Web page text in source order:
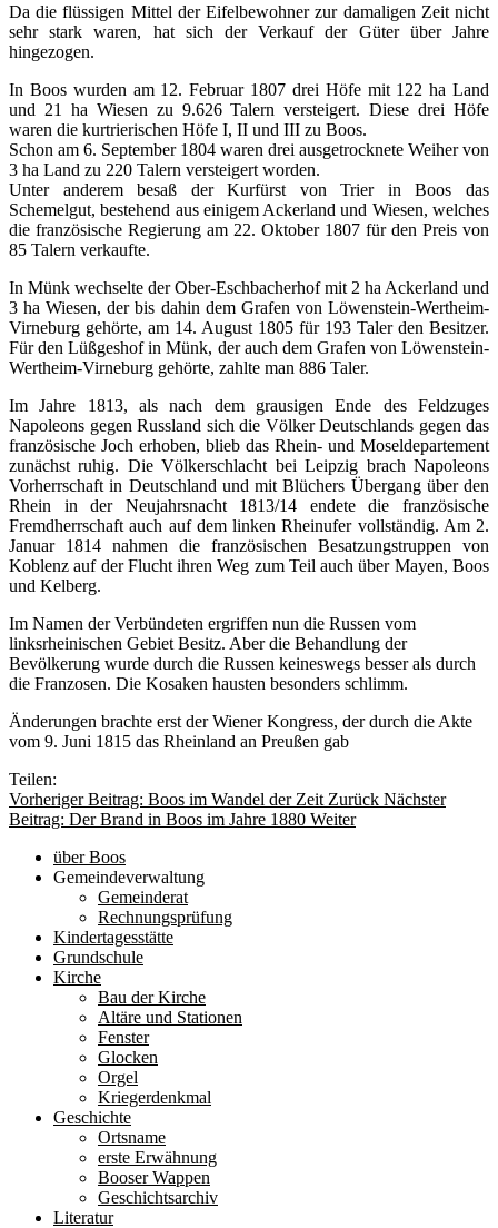
Da die flüssigen Mittel der Eifelbewohner zur damaligen Zeit nicht
sehr stark waren, hat sich der Verkauf der Güter über Jahre
hingezogen.
In Boos wurden am 12. Februar 1807 drei Höfe mit 122 ha Land
und 21 ha Wiesen zu 9.626 Talern versteigert. Diese drei Höfe
waren die kurtrierischen Höfe I, II und III zu Boos.
Schon am 6. September 1804 waren drei ausgetrocknete Weiher von
3 ha Land zu 220 Talern versteigert worden.
Unter anderem besaß der Kurfürst von Trier in Boos das
Schemelgut, bestehend aus einigem Ackerland und Wiesen, welches
die französische Regierung am 22. Oktober 1807 für den Preis von
85 Talern verkaufte.
In Münk wechselte der Ober-Eschbacherhof mit 2 ha Ackerland und
3 ha Wiesen, der bis dahin dem Grafen von Löwenstein-Wertheim-
Virneburg gehörte, am 14. August 1805 für 193 Taler den Besitzer.
Für den Lüßgeshof in Münk, der auch dem Grafen von Löwenstein-
Wertheim-Virneburg gehörte, zahlte man 886 Taler.
Im Jahre 1813, als nach dem grausigen Ende des Feldzuges
Napoleons gegen Russland sich die Völker Deutschlands gegen das
französische Joch erhoben, blieb das Rhein- und Moseldepartement
zunächst ruhig. Die Völkerschlacht bei Leipzig brach Napoleons
Vorherrschaft in Deutschland und mit Blüchers Übergang über den
Rhein in der Neujahrsnacht 1813/14 endete die französische
Fremdherrschaft auch auf dem linken Rheinufer vollständig. Am 2.
Januar 1814 nahmen die französischen Besatzungstruppen von
Koblenz auf der Flucht ihren Weg zum Teil auch über Mayen, Boos
und Kelberg.
Im Namen der Verbündeten ergriffen nun die Russen vom
linksrheinischen Gebiet Besitz. Aber die Behandlung der
Bevölkerung wurde durch die Russen keineswegs besser als durch
die Franzosen. Die Kosaken hausten besonders schlimm.
Änderungen brachte erst der Wiener Kongress, der durch die Akte
vom 9. Juni 1815 das Rheinland an Preußen gab
Teilen:
Vorheriger Beitrag: Boos im Wandel der Zeit Zurück Nächster
Beitrag: Der Brand in Boos im Jahre 1880 Weiter
über Boos
Gemeindeverwaltung
Gemeinderat
Rechnungsprüfung
Kindertagesstätte
Grundschule
Kirche
Bau der Kirche
Altäre und Stationen
Fenster
Glocken
Orgel
Kriegerdenkmal
Geschichte
Ortsname
erste Erwähnung
Booser Wappen
Geschichtsarchiv
Literatur